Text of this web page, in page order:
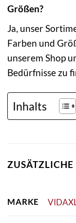
Größen?
Ja, unser
Farben und
unserem Shop
Bedürfnisse zu
Inhalts
MARKE